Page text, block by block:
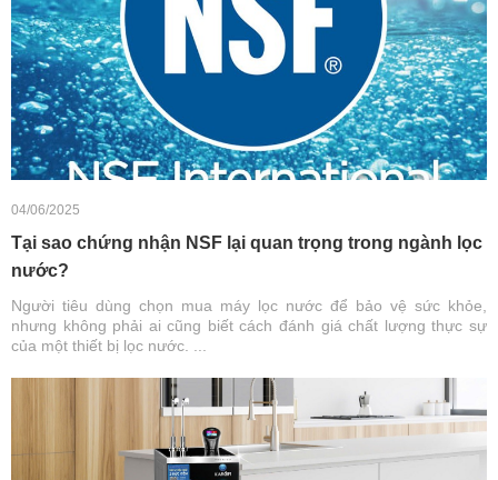
04/06/2025
Tại sao chứng nhận NSF lại quan trọng trong ngành lọc
nước?
Người tiêu dùng chọn mua máy lọc nước để bảo vệ sức khỏe,
nhưng không phải ai cũng biết cách đánh giá chất lượng thực sự
của một thiết bị lọc nước. ...